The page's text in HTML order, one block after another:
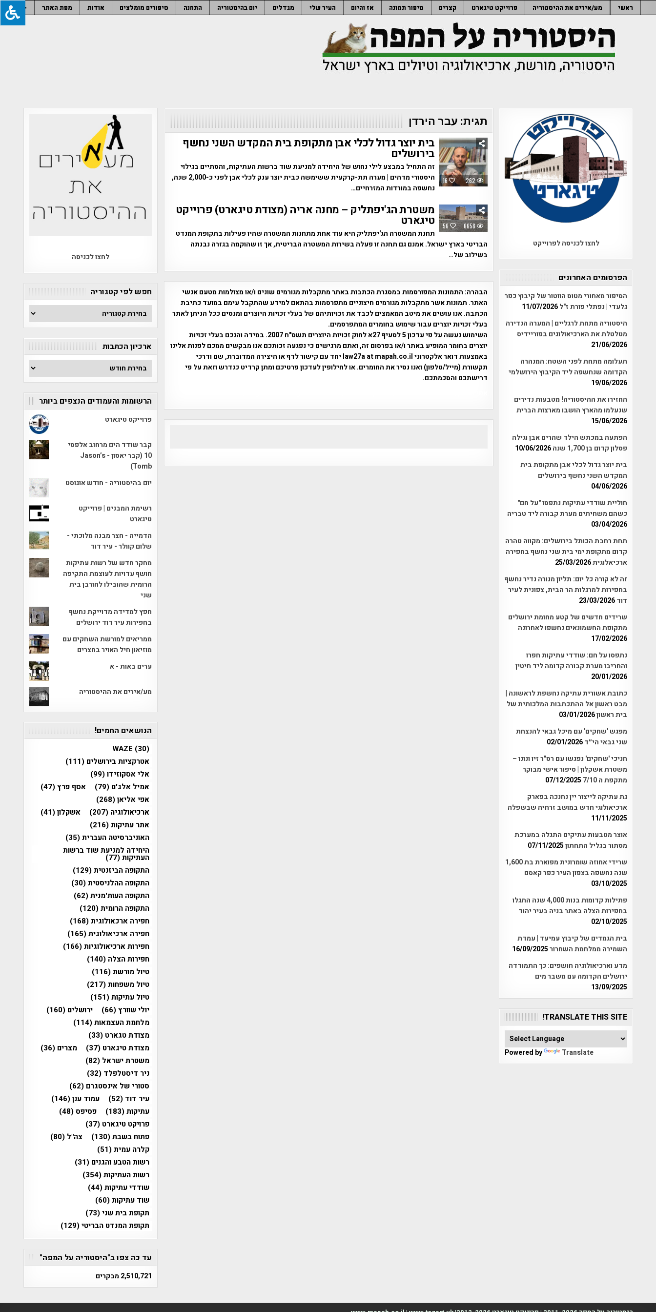
to
ראשי מע/אירים את ההיסטוריה פרוייקט טיגארט קצרים סיפור תמונה אז והיום העיר שלי מגדלים יום בהיסטוריה התחנה סיפורים מומלצים אודות מפת האתר –
תגית: עבר הירדן
16 262
בית יוצר גדול לכלי אבן מתקופת בית המקדש השני נחשף
בירושלים
זה התחיל במבצע לילי נחוש של היחידה למניעת שוד ברשות העתיקות, והסתיים בגילוי
היסטורי מדהים | מערה תת-קרקעית ששימשה כבית יוצר ענק לכלי אבן לפני כ-2,000 שנה,
נחשפה במורדות המזרחיים…
56 6658
משטרת הג'יפתליק – מחנה אריה (מצודת טיגארט) פרוייקט
טיגארט
תחנת המשטרה הג'יפתליק היא עוד אחת מתחנות המשטרה שהיו פעילות בתקופת המנדט
הבריטי בארץ ישראל. אמנם גם תחנה זו פעלה בשירות המשטרה הבריטית, אך זו שהוקמה בגזרה נבנתה
בשילוב של…
הבהרה: התמונות המפורסמות במסגרת הכתבות באתר מתקבלות מגורמים שונים ו/או מצולמות מטעם אנשי
האתר. תמונות אשר מתקבלות מגורמים חיצוניים מתפרסמות בהתאם למידע שהתקבל עימם במועד כתיבת
הכתבה. אנו עושים את מיטב המאמצים לכבד את זכויותיהם של בעלי זכויות היוצרים ומנסים ככל הניתן לאתר
בעלי זכויות יוצרים עבור שימוש בחומרים המתפרסמים.
השימוש נעשה על פי עדכון 5 לסעיף 27א לחוק זכויות היוצרים תשס"ח 2007. במידה והנכם בעלי זכויות
יוצרים בחומר המופיע באתר ו/או בפרסום זה, ואתם מרגישים כי נפגעה זכותכם אנו מבקשים ממכם לפנות אלינו
באמצעות דואר אלקטרוני law27a at mapah.co.il יחד עם קישור לדף או היצירה המדוברת, שם ודרכי
תקשורת (מייל/טלפון) ואנו נסיר את החומרים. או לחילופין לעדכון פרטיכם ומתן קרדיט כנדרש וזאת על פי
דרישתכם והסכמתכם.
לחצו לכניסה לפרוייקט
הפרסומים האחרונים
הסיפור מאחורי מטוס הווטור של קיבוץ כפר
גלעדי | נפתלי פורת ז"ל11/07/2026
היסטוריה מתחת לרגליים | המערה הנדירה
מטלטלת את הארכיאולוגים בפוריידיס
21/06/2026
תעלומה מתחת לפני השטח: המנהרה
הקדומה שנחשפה ליד הקיבוץ הירושלמי
19/06/2026
החזירו את ההיסטוריה! מטבעות נדירים
שנעלמו מהארץ הושבו מארצות הברית
15/06/2026
הפתעה במכתש הילד שהרים אבן וגילה
פסלון קדום בן 1,700 שנה
10/06/2026
בית יוצר גדול לכלי אבן מתקופת בית
המקדש השני נחשף בירושלים
04/06/2026
חוליית שודדי עתיקות נתפסו "על חם"
כשהם משחיתים מערת קבורה ליד טבריה
03/04/2026
תחת רחבת הכותל בירושלים: מקווה טהרה
קדום מתקופת ימי בית שני נחשף בחפירה
ארכיאלוגית25/03/2026
זה לא קורה כל יום: תליון מנורה נדיר נחשף
בחפירות למרגלות הר הבית, צפונית לעיר
דוד23/03/2026
שרידים חדשים של קטע מחומת ירושלים
מתקופת החשמונאים נחשפו לאחרונה
17/02/2026
נתפסו על חם: שודדי עתיקות חפרו
והחריבו מערת קבורה קדומה ליד חיטין
20/01/2026
כתובת אשורית עתיקה נחשפת לראשונה |
מבט ראשון אל ההתכתבות המלכותית של
בית ראשון03/01/2026
מפגש 'שחקים' עם מיכל גבאי להנצחת
שני גבאי הי״ד02/01/2026
חניכי 'שחקים' נפגשו עם רס"ר זיו ונונו –
משטרת אשקלון | סיפור אישי מבוקר
מתקפת ה 7/10
07/12/2025
גת עתיקה לייצור יין נחנכה בפארק
ארכיאולוגי חדש במושב זרחיה שבשפלה
11/11/2025
אוצר מטבעות עתיקים התגלה במערכת
מסתור בגליל התחתון07/11/2025
שרידי אחוזה שומרונית מפוארת בת 1,600
שנה נחשפה בצפון העיר כפר קאסם
03/10/2025
פתילות קדומות בנות 4,000 שנה התגלו
בחפירות הצלה באתר בניה בעיר יהוד
02/10/2025
בית הגמדים של קיבוץ עמיעד | עמדת
השמירה ממלחמת השחרור16/09/2025
מדע וארכיאולוגיה חושפים: כך התמודדה
ירושלים הקדומה עם משבר מים
13/09/2025
TRANSLATE THIS SITE!
Powered by Translate
לחצו לכניסה
חפש לפי קטגוריה
חפש
לפי
קטגוריה
ארכיון הכתבות
ארכיון
הכתבות
הרשומות והעמודים הנצפים ביותר
פרוייקט טיגארט
קבר שודד הים מרחוב אלפסי
10 (קבר יאסון - Jason’s
Tomb)
יום בהיסטוריה - חודש אוגוסט
רשימת המבנים | פרוייקט
טיגארט
הדמייה - חצר מבנה מלוכתי -
שלום קוולר - עיר דוד
מחקר חדש של רשות עתיקות
חושף עדויות לעוצמת התקיפה
הרומית שהובילו לחורבן בית
שני
חפץ למדידה מדוייקת נחשף
בחפירות עיר דוד ירושלים
ממריאים למורשת השחקים עם
מוזיאון חיל האויר בחצרים
ערים באות - א
מע/אירים את ההיסטוריה
הנושאים החמים!
WAZE (30)
אטרקציות בירושלים (111)
אלי אסקוזידו(99)
אמיל אלג'ם (79) אסף פרץ(47)
אפי אליאן(268)
ארכיאולוגיה (207) אשקלון(41)
אתר עתיקות(216)
האוניברסיטה העברית(35)
היחידה למניעת שוד ברשות
העתיקות(77)
התקופה הביזנטית(129)
התקופה ההלניסטית(30)
התקופה העות'מנית(62)
התקופה הרומית(120)
חפירה ארכאולוגית(168)
חפירה ארכיאולוגית(165)
חפירות ארכיאולוגיות(166)
חפירות הצלה (140)
טיול מורשת(116)
טיול משפחות(217)
טיול עתיקות(151)
יולי שוורץ(66) ירושלים (160)
מלחמת העצמאות(114)
מצודת טגארט (33)
מצודת טיגארט (37) מצרים (36)
משטרת ישראל (82)
ניר דיסטלפלד (32)
סטורי של אינסטגרם (62)
עיר דוד (52) עמוד ענן(146)
עתיקות(183) פסיפס(48)
פרויקט טיגארט (37)
פתוח בשבת(130) צה"ל (80)
קלרה עמית(51)
רשות הטבע והגנים (31)
רשות העתיקות(354)
שודדי עתיקות(44)
שוד עתיקות(60)
תקופת בית שני(73)
תקופת המנדט הבריטי(129)
עד כה צפו ב"היסטוריה על המפה"
2,510,721 מבקרים